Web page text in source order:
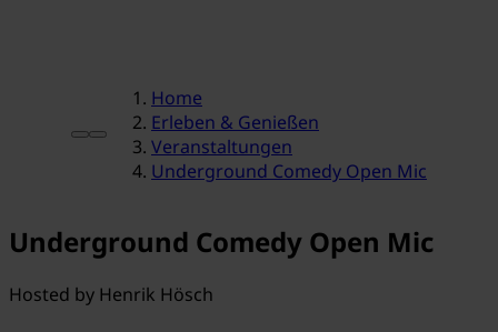
Home
Erleben & Genießen
Veranstaltungen
Underground Comedy Open Mic
Underground Comedy Open Mic
Hosted by Henrik Hösch